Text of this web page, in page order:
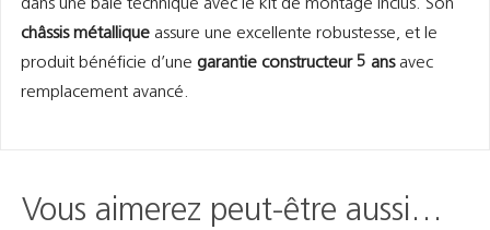
dans une baie technique avec le kit de montage inclus. Son
châssis métalliqueassure une excellente robustesse, et le
produit bénéficie d’une garantie constructeur 5 ansavec
remplacement avancé.
Vous aimerez peut-être aussi…